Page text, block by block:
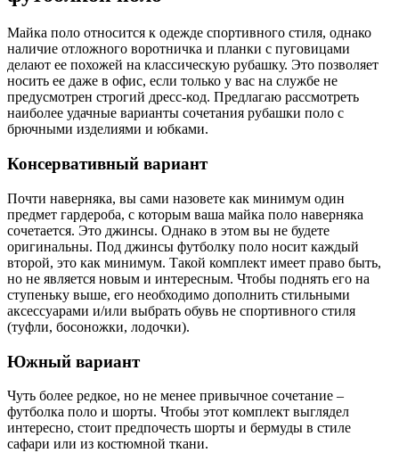
Майка поло относится к одежде спортивного стиля, однако
наличие отложного воротничка и планки с пуговицами
делают ее похожей на классическую рубашку. Это позволяет
носить ее даже в офис, если только у вас на службе не
предусмотрен строгий дресс-код. Предлагаю рассмотреть
наиболее удачные варианты сочетания рубашки поло с
брючными изделиями и юбками.
Консервативный вариант
Почти наверняка, вы сами назовете как минимум один
предмет гардероба, с которым ваша майка поло наверняка
сочетается. Это джинсы. Однако в этом вы не будете
оригинальны. Под джинсы футболку поло носит каждый
второй, это как минимум. Такой комплект имеет право быть,
но не является новым и интересным. Чтобы поднять его на
ступеньку выше, его необходимо дополнить стильными
аксессуарами и/или выбрать обувь не спортивного стиля
(туфли, босоножки, лодочки).
Южный вариант
Чуть более редкое, но не менее привычное сочетание –
футболка поло и шорты. Чтобы этот комплект выглядел
интересно, стоит предпочесть шорты и бермуды в стиле
сафари или из костюмной ткани.